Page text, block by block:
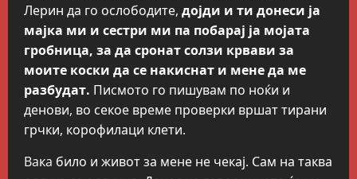
Лерин да го ослободите, дојди и ти донеси ја
мајка ми и сестри ми па побарај ја мојата
гробница, за да сронат солзи крвави за
моите коски да се накиснат и мене да ме
разбудат. Писмото го пишувам по ноќи и
денови, во секое време проверки вршат тирани
грчки, корофилаци клети.
Baкa било и живот за мене не чекај. Сам на таква